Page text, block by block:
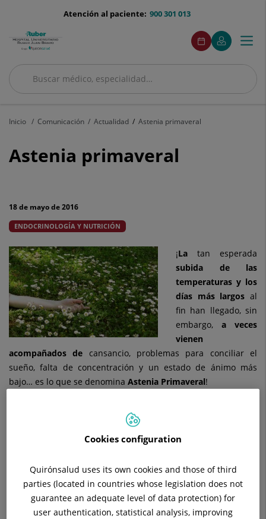
menu-
900 301 013
Atención al paciente:
Buscar
Buscar
menuAcceso
Pedir
cita
Este
enlace
se
en
Mi
Quirónsalud
Este
enlace
se
en
ventana
nueva.
Menú
Inicio Comunicación Actualidad Astenia primaveral
Astenia
primaveral
Astenia primaveral
18 de mayo de 2016
ENDOCRINOLOGÍA Y NUTRICIÓN
¡La tan esperada
subida de las
temperaturas y los
días más largos al
fin han llegado, sin
embargo, a veces
vienen
acompañados de cansancio, problemas para conciliar el
sueño, falta de concentración y un estado de ánimo más
bajo… es lo que se denomina Astenia Primaveral!
, basta con aplicar ciertos hábitos e
nuestra dieta ciertos alimentos
los albaricoques, setas y champiñones… imprescindibles para
esperada.
¡No dudes en
acudir a la consulta de nutrición si la astenia
primaveral está acechándote , podemos ayudarte!
Cookies configuration
Quirónsalud uses its own cookies and those of third
parties (located in countries whose legislation does not
guarantee an adequate level of data protection) for
user authentication, statistical analysis, improving